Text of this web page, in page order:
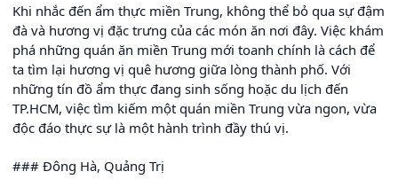
Khi nhắc đến ẩm thực miền Trung, không thể bỏ qua sự đậm
đà và hương vị đặc trưng của các món ăn nơi đây. Việc khám
phá những quán ăn miền Trung mới toanh chính là cách để
ta tìm lại hương vị quê hương giữa lòng thành phố. Với
những tín đồ ẩm thực đang sinh sống hoặc du lịch đến
TP.HCM, việc tìm kiếm một quán miền Trung vừa ngon, vừa
độc đáo thực sự là một hành trình đầy thú vị.
### Đông Hà, Quảng Trị